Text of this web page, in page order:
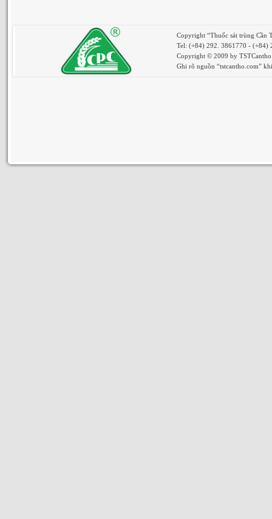
Copyright “Thuốc sát trùng Cần
Tel: (+84) 292. 3861770 - (+84)
Copyright © 2009 by
Ghi rõ nguồn “tstcantho.com”